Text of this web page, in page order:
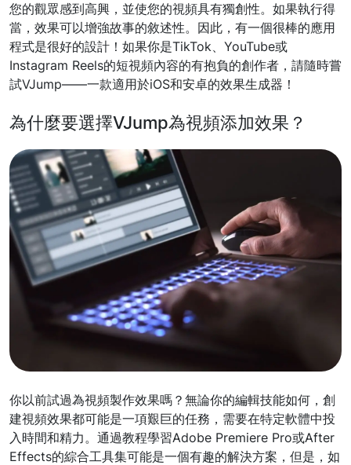
您的觀眾感到高興，並使您的視頻具有獨創性。如果執行得
當，效果可以增強故事的敘述性。因此，有一個很棒的應用
程式是很好的設計！如果你是TikTok、YouTube或
Instagram Reels的短視頻內容的有抱負的創作者，請隨時嘗
試VJump——一款適用於iOS和安卓的效果生成器！
為什麼要選擇VJump為視頻添加效果？
你以前試過為視頻製作效果嗎？無論你的編輯技能如何，創
建視頻效果都可能是一項艱巨的任務，需要在特定軟體中投
入時間和精力。通過教程學習Adobe Premiere Pro或After
Effects的綜合工具集可能是一個有趣的解決方案，但是，如